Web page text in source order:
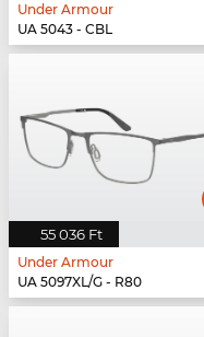
Under Armour
UA 5043 - CBL
55 036 Ft
Under Armour
UA 5097XL/G - R80